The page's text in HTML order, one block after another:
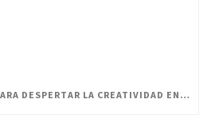
MATERIAL ESCOLAR PARA DESPERTAR LA CREATIVIDAD EN PEQUEÑOS ARTISTAS